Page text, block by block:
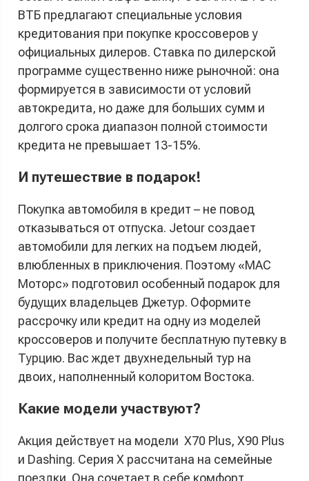
ВТБ предлагают специальные условия
кредитования при покупке кроссоверов у
официальных дилеров. Ставка по дилерской
программе существенно ниже рыночной: она
формируется в зависимости от условий
автокредита, но даже для больших сумм и
долгого срока диапазон полной стоимости
кредита не превышает 13-15%.
И путешествие в подарок!
Покупка автомобиля в кредит – не повод
отказываться от отпуска. Jetour создает
автомобили для легких на подъем людей,
влюбленных в приключения. Поэтому «МАС
Моторс» подготовил особенный подарок для
будущих владельцев Джетур. Оформите
рассрочку или кредит на одну из моделей
кроссоверов и получите бесплатную путевку в
Турцию. Вас ждет двухнедельный тур на
двоих, наполненный колоритом Востока.
Какие модели участвуют?
Акция действует на модели X70 Plus, X90 Plus
и Dashing. Серия Х рассчитана на семейные
поездки. Она сочетает в себе комфорт,